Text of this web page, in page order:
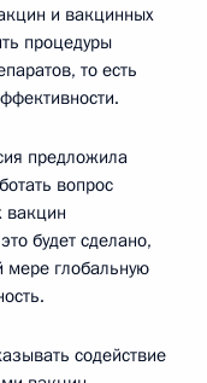
и вакцинных
процедуры
то есть
предложила
вопрос
вакцин
будет сделано,
мере глобальную
содействие